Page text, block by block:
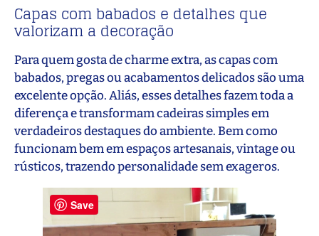
Capas com babados e detalhes que
valorizam a decoração
Para quem gosta de charme extra, as capas com
babados, pregas ou acabamentos delicados são uma
excelente opção. Aliás, esses detalhes fazem toda a
diferença e transformam cadeiras simples em
verdadeiros destaques do ambiente. Bem como
funcionam bem em espaços artesanais, vintage ou
rústicos, trazendo personalidade sem exageros.
Save